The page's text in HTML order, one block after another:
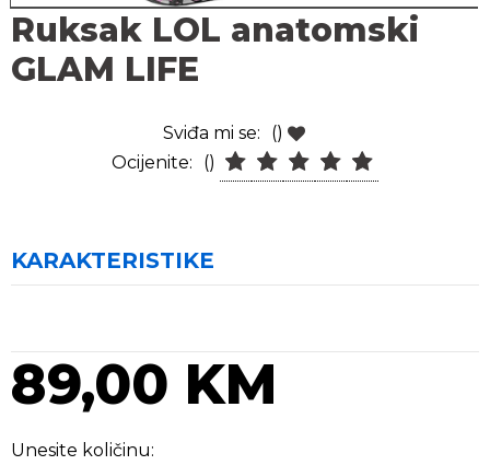
Ruksak LOL anatomski
GLAM LIFE
Sviđa mi se:
()
Ocijenite:
()
KARAKTERISTIKE
89,00 KM
Unesite količinu: